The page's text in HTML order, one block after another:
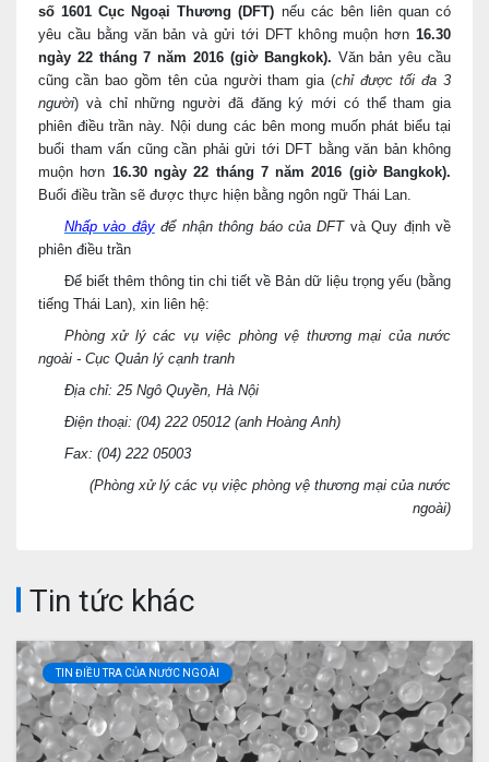
số 1601 Cục Ngoại Thương (DFT) nếu các bên liên quan có
yêu cầu bằng văn bản và gửi tới DFT không muộn hơn 16.30
ngày 22 tháng 7 năm 2016 (giờ Bangkok). Văn bản yêu cầu
cũng cần bao gồm tên của người tham gia (chỉ được tối đa 3
người) và chỉ những người đã đăng ký mới có thể tham gia
phiên điều trần này. Nội dung các bên mong muốn phát biểu tại
buổi tham vấn cũng cần phải gửi tới DFT bằng văn bản không
muộn hơn 16.30 ngày 22 tháng 7 năm 2016 (giờ Bangkok).
Buổi điều trần sẽ được thực hiện bằng ngôn ngữ Thái Lan.
Nhấp vào đâyđể nhận thông báo của DFT và Quy định về
phiên điều trần
Để biết thêm thông tin chi tiết về Bản dữ liệu trọng yếu (bằng
tiếng Thái Lan), xin liên hệ:
Phòng xử lý các vụ việc phòng vệ thương mại của nước
ngoài - Cục Quản lý cạnh tranh
Địa chỉ: 25 Ngô Quyền, Hà Nội
Điện thoại: (04) 222 05012 (anh Hoàng Anh)
Fax: (04) 222 05003
(Phòng xử lý các vụ việc phòng vệ thương mại của nước
ngoài)
Tin tức khác
TIN ĐIỀU TRA CỦA NƯỚC NGOÀI